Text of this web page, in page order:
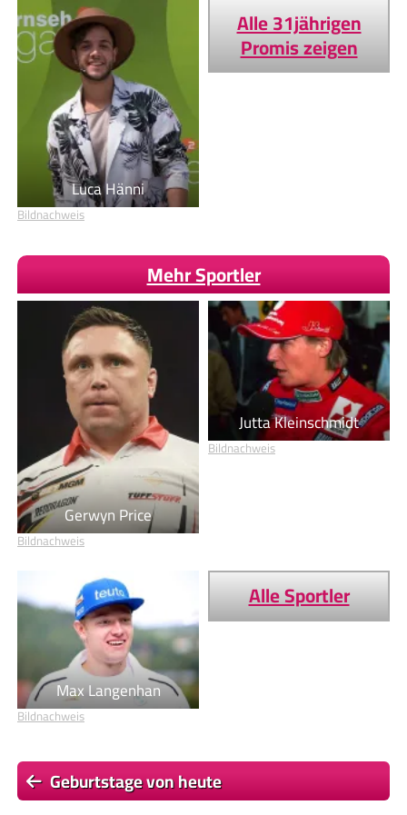
Luca Hänni
Bildnachweis
Alle 31jährigen
Promis zeigen
Mehr Sportler
Gerwyn Price
Bildnachweis
Jutta Kleinschmidt
Bildnachweis
Max Langenhan
Bildnachweis
Alle Sportler
Geburtstage von heute